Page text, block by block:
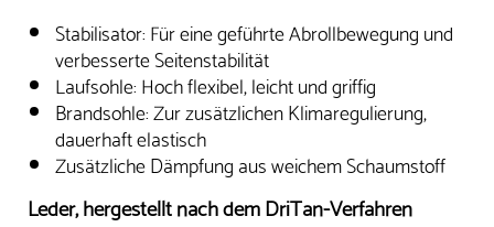
Stabilisator: Für eine geführte Abrollbewegung und
verbesserte Seitenstabilität
Laufsohle: Hoch flexibel, leicht und griffig
Brandsohle: Zur zusätzlichen Klimaregulierung,
dauerhaft elastisch
Zusätzliche Dämpfung aus weichem Schaumstoff
Leder, hergestellt nach dem DriTan-Verfahren